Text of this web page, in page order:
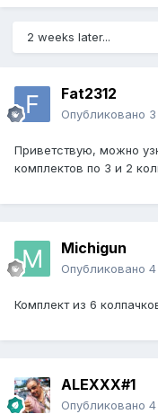
2 weeks later...
Fat2312
Опубликовано
Приветствую, можно
комплектов по 3 и 2
Michigun
Опубликовано 4
Комплект из 6
ALEXXX#1
Опубликовано 4